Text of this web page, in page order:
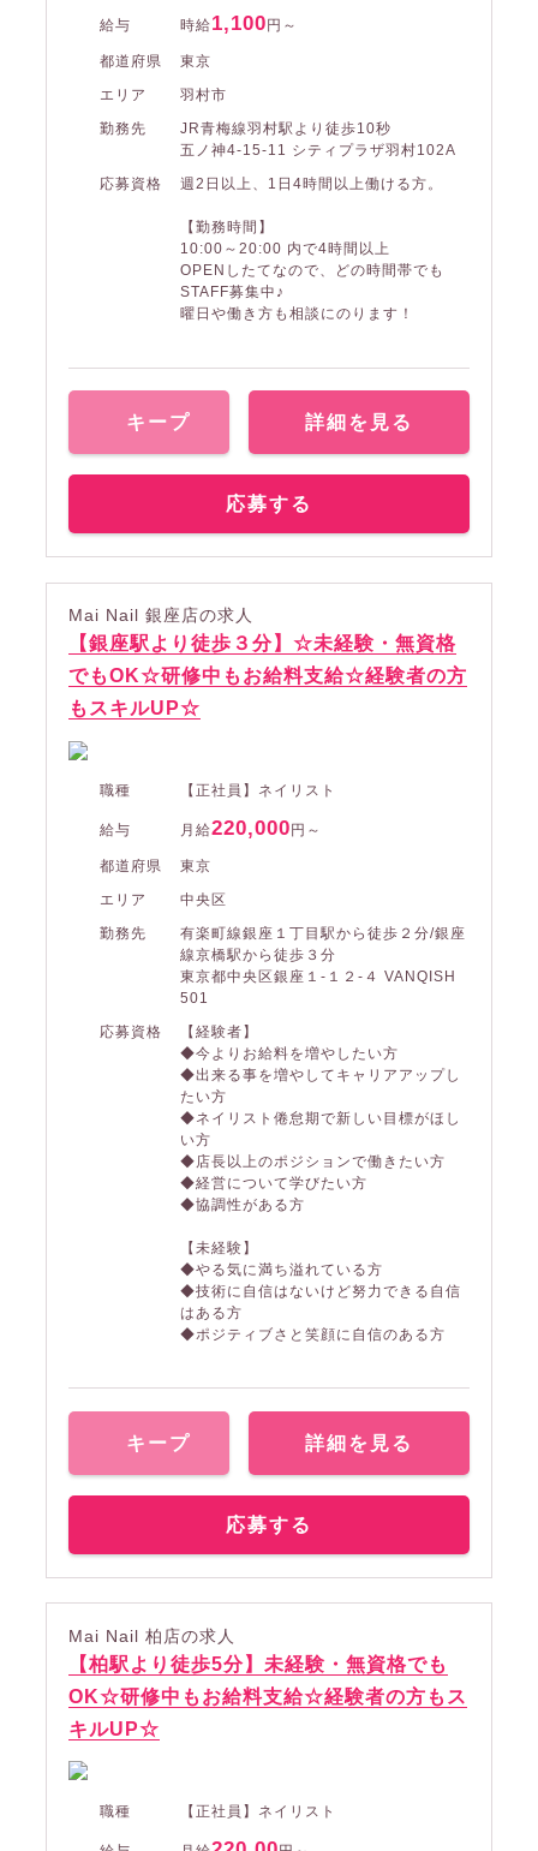
給与 時給1,100 円～
都道府県
東京
エリア
羽村市
勤務先
JR青梅線羽村駅より徒歩10秒
五ノ神4-15-11 シティプラザ羽村102A
応募資格
週2日以上、1日4時間以上働ける方。
【勤務時間】
10:00～20:00 内で4時間以上
OPENしたてなので、どの時間帯でも
STAFF募集中♪
曜日や働き方も相談にのります！
キープ 詳細を見る
応募する
Mai Nail 銀座店の求人
【銀座駅より徒歩３分】☆未経験・無資格
でもOK☆研修中もお給料支給☆経験者の方
もスキルUP☆
職種 【正社員】ネイリスト
給与 月給220,000 円～
都道府県
東京
エリア
中央区
勤務先
有楽町線銀座１丁目駅から徒歩２分/銀座
線京橋駅から徒歩３分
東京都中央区銀座１-１２-４ VANQISH
501
応募資格
【経験者】
◆今よりお給料を増やしたい方
◆出来る事を増やしてキャリアアップし
たい方
◆ネイリスト倦怠期で新しい目標がほし
い方
◆店長以上のポジションで働きたい方
◆経営について学びたい方
◆協調性がある方
【未経験】
◆やる気に満ち溢れている方
◆技術に自信はないけど努力できる自信
はある方
◆ポジティブさと笑顔に自信のある方
キープ 詳細を見る
応募する
Mai Nail 柏店の求人
【柏駅より徒歩5分】未経験・無資格でも
OK☆研修中もお給料支給☆経験者の方もス
キルUP☆
職種 【正社員】ネイリスト